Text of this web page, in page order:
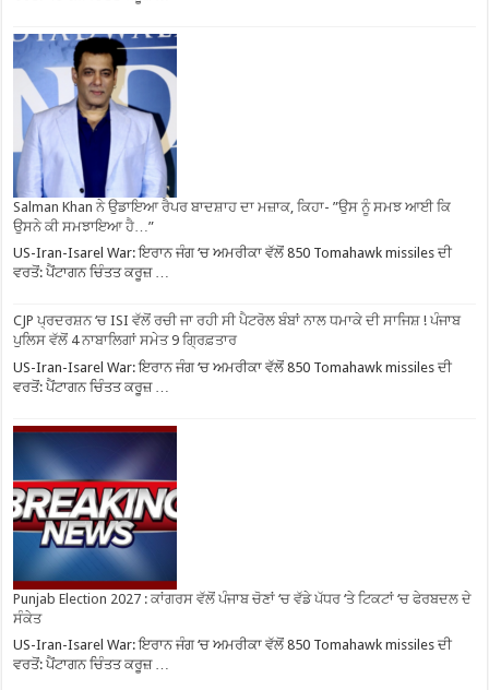
Salman Khan ਨੇ ਉਡਾਇਆ ਰੈਪਰ ਬਾਦਸ਼ਾਹ ਦਾ ਮਜ਼ਾਕ, ਕਿਹਾ- ”ਉਸ ਨੂੰ ਸਮਝ ਆਈ ਕਿ
ਉਸਨੇ ਕੀ ਸਮਝਾਇਆ ਹੈ…”
US-Iran-Isarel War: ਇਰਾਨ ਜੰਗ ‘ਚ ਅਮਰੀਕਾ ਵੱਲੋਂ 850 Tomahawk missiles ਦੀ
ਵਰਤੋਂ: ਪੈਂਟਾਗਨ ਚਿੰਤਤ ਕਰੂਜ਼ …
CJP ਪ੍ਰਦਰਸ਼ਨ ‘ਚ ISI ਵੱਲੋਂ ਰਚੀ ਜਾ ਰਹੀ ਸੀ ਪੈਟਰੋਲ ਬੰਬਾਂ ਨਾਲ ਧਮਾਕੇ ਦੀ ਸਾਜਿਸ਼ ! ਪੰਜਾਬ
ਪੁਲਿਸ ਵੱਲੋਂ 4 ਨਾਬਾਲਿਗਾਂ ਸਮੇਤ 9 ਗ੍ਰਿਫ਼ਤਾਰ
US-Iran-Isarel War: ਇਰਾਨ ਜੰਗ ‘ਚ ਅਮਰੀਕਾ ਵੱਲੋਂ 850 Tomahawk missiles ਦੀ
ਵਰਤੋਂ: ਪੈਂਟਾਗਨ ਚਿੰਤਤ ਕਰੂਜ਼ …
Punjab Election 2027 : ਕਾਂਗਰਸ ਵੱਲੋਂ ਪੰਜਾਬ ਚੋਣਾਂ ‘ਚ ਵੱਡੇ ਪੱਧਰ ‘ਤੇ ਟਿਕਟਾਂ ‘ਚ ਫੇਰਬਦਲ ਦੇ
ਸੰਕੇਤ
US-Iran-Isarel War: ਇਰਾਨ ਜੰਗ ‘ਚ ਅਮਰੀਕਾ ਵੱਲੋਂ 850 Tomahawk missiles ਦੀ
ਵਰਤੋਂ: ਪੈਂਟਾਗਨ ਚਿੰਤਤ ਕਰੂਜ਼ …